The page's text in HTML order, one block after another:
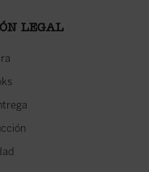
LEGAL